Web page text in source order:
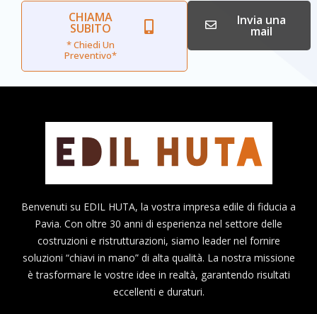
CHIAMA
SUBITO
* Chiedi Un
Preventivo*
Invia una
mail
Benvenuti su EDIL HUTA, la vostra impresa edile di fiducia a
Pavia. Con oltre 30 anni di esperienza nel settore delle
costruzioni e ristrutturazioni, siamo leader nel fornire
soluzioni “chiavi in mano” di alta qualità. La nostra missione
è trasformare le vostre idee in realtà, garantendo risultati
eccellenti e duraturi.